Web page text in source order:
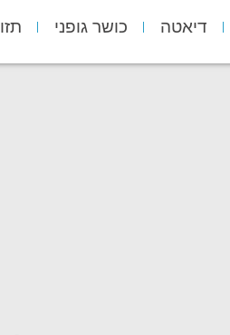
דיאטה כושר גופני